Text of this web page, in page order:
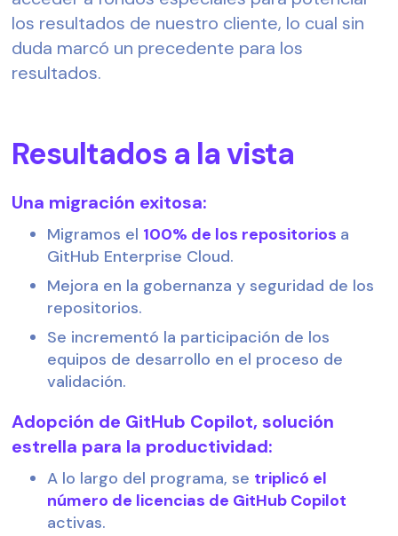
los resultados de nuestro cliente, lo cual sin
duda marcó un precedente para los
resultados.
Resultados a la vista
Una migración exitosa:
Migramos el 100% de los repositorios a
GitHub Enterprise Cloud.
Mejora en la gobernanza y seguridad de los
repositorios.
Se incrementó la participación de los
equipos de desarrollo en el proceso de
validación.
Adopción de GitHub Copilot, solución
estrella para la productividad:
A lo largo del programa, se triplicó el
número de licencias de GitHub Copilot
activas.